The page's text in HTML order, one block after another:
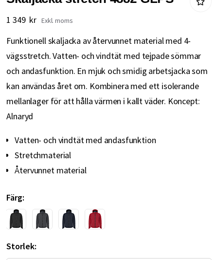
början
av
1 349 kr
Funktionell skaljacka av återvunnet material med 4-
vägsstretch. Vatten- och vindtät med tejpade sömmar
och andasfunktion. En mjuk och smidig arbetsjacka som
kan användas året om. Kombinera med ett isolerande
mellanlager för att hålla värmen i kallt väder. Koncept:
Alnaryd
Vatten- och vindtät med andasfunktion
Stretchmaterial
Återvunnet material
Färg
Storlek